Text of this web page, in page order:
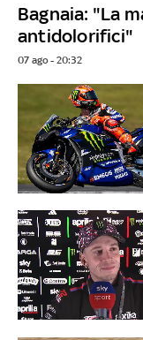
Bagnaia: "La
antidolorifici"
07 ago - 20:32